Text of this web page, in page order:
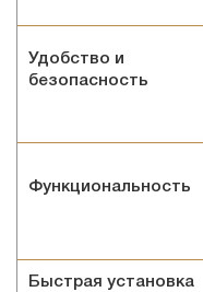
Удобство и
безопасность
Функциональность
Быстрая установка